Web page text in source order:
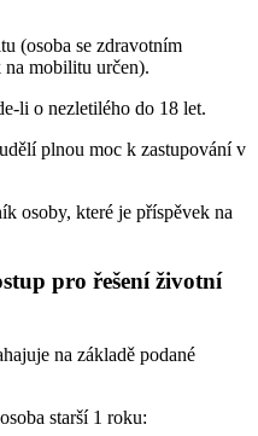
(osoba se zdravotním
na mobilitu určen).
li o nezletilého do 18 let.
plnou moc k zastupování v
osoby, které je příspěvek na
pro řešení životní
na základě podané
starší 1 roku: